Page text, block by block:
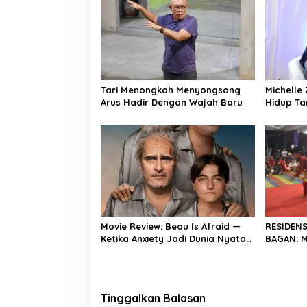
s
i
o
s
Tari Menongkah Menyongsong
Arus Hadir Dengan Wajah Baru
Michelle
Hidup
Ambisi”
Movie Review: Beau Is Afraid —
Ketika Anxiety Jadi Dunia Nyata
BAGAN:
Tinggalkan Balasan